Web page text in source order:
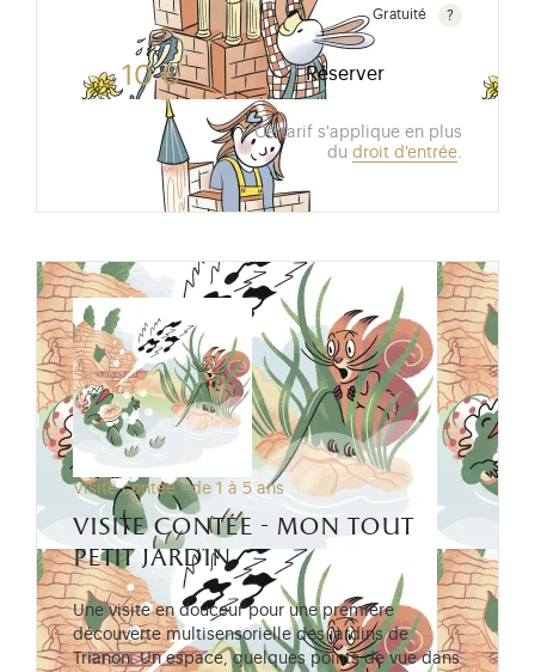
Gratuité
Gratuit pour les enfants de moins de 10 ans.Tarif
10 € Réserver
Ce tarif s'applique en plus
du droit d'entrée.
Visite contée - de 1 à 5 ans
visite contée - mon tout
petit jardin
Une visite en douceur pour une première
découverte multisensorielle des jardins de
Trianon. Un espace, quelques points de vue dans